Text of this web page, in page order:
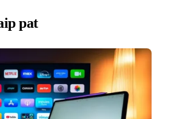
pat